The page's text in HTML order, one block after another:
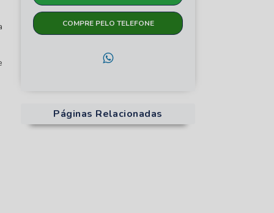
COMPRE PELO TELEFONE
Páginas Relacionadas